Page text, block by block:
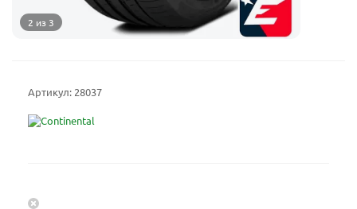
2 из 3
Артикул: 28037